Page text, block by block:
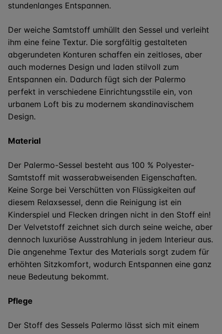
stundenlanges Entspannen.
Der weiche Samtstoff umhüllt den Sessel und verleiht
ihm eine feine Textur. Die sorgfältig gestalteten
abgerundeten Konturen schaffen ein zeitloses, aber
auch modernes Design und laden stilvoll zum
Entspannen ein. Dadurch fügt sich der Palermo
perfekt in verschiedene Einrichtungsstile ein, von
urbanem Loft bis zu modernem skandinavischem
Design.
Material
Der Palermo-Sessel besteht aus 100 % Polyester-
Samtstoff mit wasserabweisenden Eigenschaften.
Keine Sorge bei Verschütten von Flüssigkeiten auf
diesem Relaxsessel, denn die Reinigung ist ein
Kinderspiel und Flecken dringen nicht in den Stoff ein!
Der Velvetstoff zeichnet sich durch seine weiche, aber
dennoch luxuriöse Ausstrahlung in jedem Interieur aus.
Die angenehme Textur des Materials sorgt zudem für
erhöhten Sitzkomfort, wodurch Entspannen eine ganz
neue Bedeutung bekommt.
Pflege
Der Stoff des Sessels Palermo lässt sich mit einem